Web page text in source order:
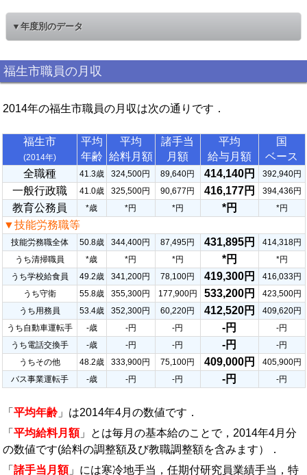
▼年度別のデータ
福生市職員の月収
2014年の福生市職員の月収は次の通りです．
福生市
(2014年)
平均
年齢
平均
給料月額
諸手当
月額
平均
給与月額
国
ベース
全職種
41.3歳 324,500円 89,640円 414,140円 392,940円
一般行政職 41.0歳 325,500円 90,677円 416,177円 394,436円
教育公務員 *歳 *円 *円 *円 *円
▼技能労務職等
技能労務職全体 50.8歳 344,400円 87,495円 431,895円
414,318円
うち清掃職員
*歳 *円 *円 *円
*円
うち学校給食員
49.2歳 341,200円 78,100円 419,300円
416,033円
うち守衛
55.8歳 355,300円 177,900円 533,200円
423,500円
うち用務員
53.4歳 352,300円 60,220円 412,520円
409,620円
うち自動車運転手
-歳 -円 -円 -円
-円
うち電話交換手
-歳 -円 -円 -円
-円
うちその他
48.2歳 333,900円 75,100円 409,000円
405,900円
バス事業運転手
-歳 -円 -円 -円 -円
「 平均年齢 」は2014年4月の数値です．
「 平均給料月額」とは毎月の基本給のことで，2014年4月分
の数値です(給料の調整額及び教職調整額を含みます）．
「 諸手当月額」には寒冷地手当，任期付研究員業績手当，特